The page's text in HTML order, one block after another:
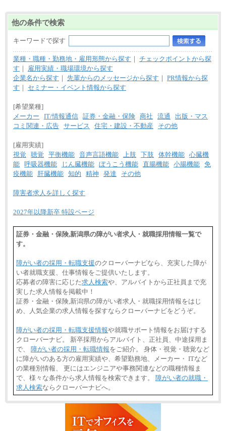
他の条件で検索
キーワードで探す
業種・職種・勤務地・雇用形態から探す ｜ チェックポイントから探
す ｜
雇用実績・職場環境から探す
企業名から探す ｜ 先輩からのメッセージから探す ｜ PR情報から探
す ｜ セミナー・イベント情報から探す
[希望業種]
メーカー
IT/情報通信 証券・金融・保険 商社 流通
出版・マス
コミ関連・広告 サービス 住宅・建設・不動産 その他
[雇用実績]
視覚
聴覚 平衡機能 音声言語機能 上肢 下肢 体幹機能 心臓機
能 呼吸器機能 じん臓機能 ぼうこう機能 直腸機能 小腸機能 免
疫機能
肝臓機能 知的 精神 発達 その他
障害者求人を詳しく探す
2027年以降新卒 特設ページ
証券・金融・保険,新潟県の障がい者求人・就職採用情報一覧で
す。
障がい者の採用・転職支援のクローバーナビなら、充実した障が
い者就職支援、仕事情報をご提供いたします。
応募者の障害に応じた求人検索や、アルバイトから正社員まで充
実した求人情報を掲載中！
証券・金融・保険,新潟県の障がい者求人・就職採用情報をはじ
め、人気企業の求人情報を探すならクローバーナビをどうぞ。
障がい者の採用・転職支援情報や就職サポート情報をお届けする
クローバーナビ。 新卒採用からアルバイト、正社員、中途採用ま
で、 障がい者の採用・転職情報をご紹介。 身体・視覚・聴覚など
に障がいのある方の雇用実績や、希望勤務地、メーカー・ ITなど
の業種別情報、 更にはエンジニアや事務関連などの職種情報ま
で、様々な条件から求人情報を検索できます。 障がい者の就職・
求人検索ならクローバーナビへ。